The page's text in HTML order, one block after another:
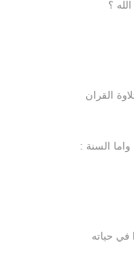
؟
القران
السنة :
في حياته